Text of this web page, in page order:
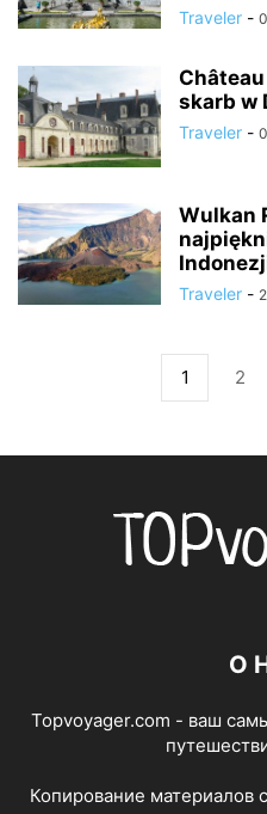
Traveler -
skarb w
Traveler -
Wulkan
Traveler -
1 2
О
Topvoyager.com - ваш
Копирование материалов